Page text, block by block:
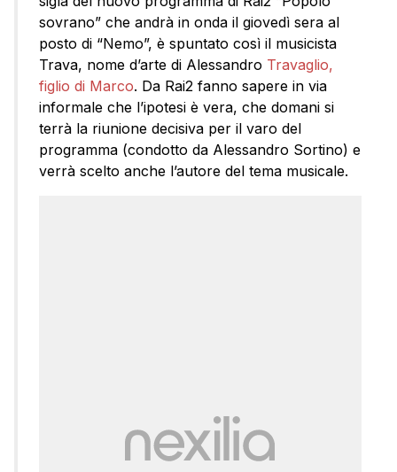
sovrano” che andrà in onda il giovedì sera al
posto di “Nemo”, è spuntato così il musicista
Trava, nome d’arte di Alessandro Travaglio,
figlio di Marco. Da Rai2 fanno sapere in via
informale che l’ipotesi è vera, che domani si
terrà la riunione decisiva per il varo del
programma (condotto da Alessandro Sortino) e
verrà scelto anche l’autore del tema musicale.